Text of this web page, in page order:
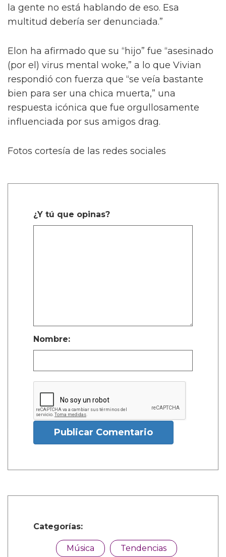
la gente no está hablando de eso. Esa
multitud debería ser denunciada.”
Elon ha afirmado que su “hijo” fue “asesinado
(por el) virus mental woke,” a lo que Vivian
respondió con fuerza que “se veía bastante
bien para ser una chica muerta,” una
respuesta icónica que fue orgullosamente
influenciada por sus amigos drag.
Fotos cortesía de las redes sociales
¿Y tú que opinas?
Nombre:
Publicar Comentario
Categorías:
Música Tendencias